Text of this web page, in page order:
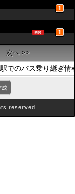
次へ >>
でのバス乗り継ぎ
成
reserved.